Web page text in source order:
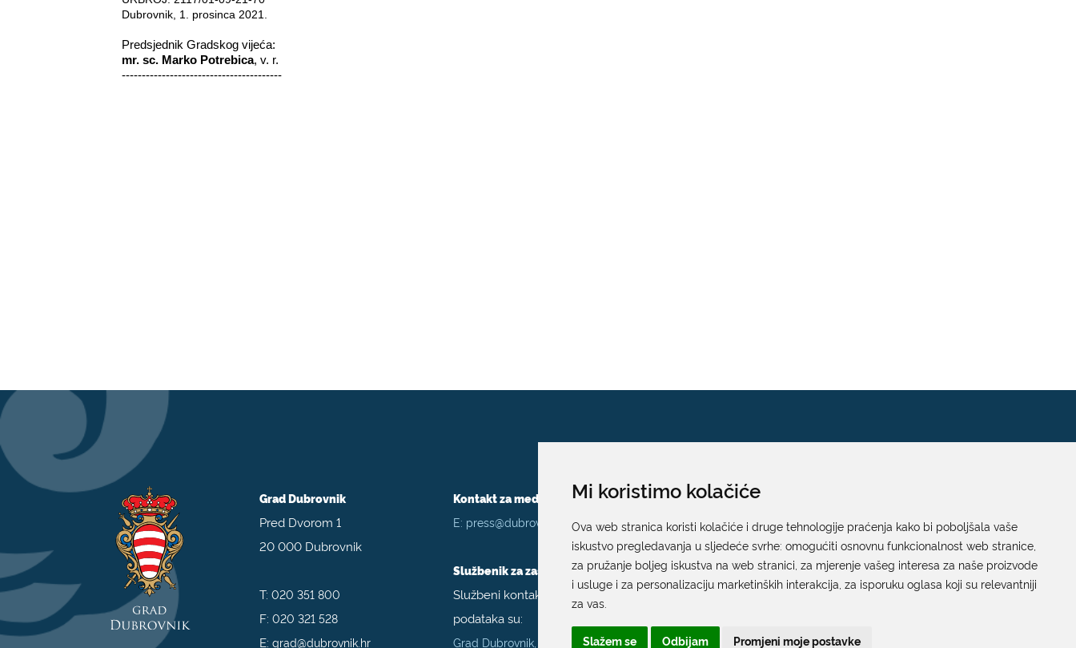
Mi koristimo kolačiće
Ova web stranica koristi kolačiće i druge tehnologije praćenja kako bi poboljšala vaše
iskustvo pregledavanja u sljedeće svrhe: omogućiti osnovnu funkcionalnost web stranice
za pružanje boljeg iskustva na web stranici za mjerenje vašeg interesa za naše proizvode
i usluge i za personalizaciju marketinških interakcija za isporuku oglasa koji su relevantniji
za vas
Slažem se Odbijam Promjeni moje postavke
Dubrovnik, 1. prosinca 2021.
Predsjednik Gradskog vijeća:­
mr. sc. Marko Potrebica, v. r.
----------------------------------------
Grad Dubrovnik
Pred Dvorom 1
20 000 Dubrovnik
T:020 351 800
F:020 321 528
E:grad@dubrovnik.hr
Kontakt za medije / Press contact
E: press@dubrovnik.hr
Službenik za zaštitu podataka
Službeni kontakt podaci službenika za zaštitu
podataka su:
Grad Dubrovnik, Upravni odjel za poslove
Pisarnica
Ured 205; rad sa strankama za sva upravna tijela
Grada Dubrovnika
Gundulićeva poljana 10, 20000 Dubrovnik
Radno vrijeme sa strankama:
T:+385 20 351 879